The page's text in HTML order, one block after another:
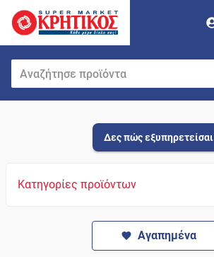
Δες πώς εξυπηρετείσαι
Κατηγορίες προϊόντων
Αγαπημένα